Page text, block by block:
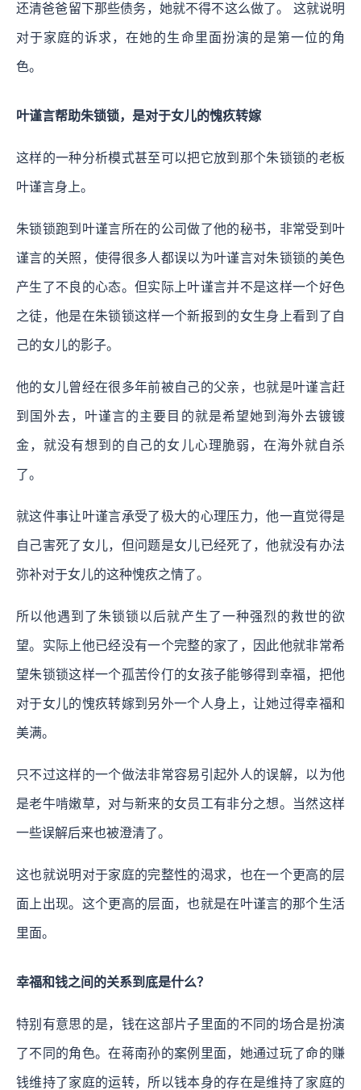
还清爸爸留下那些债务，她就不得不这么做了。 这就说明
对于家庭的诉求，在她的生命里面扮演的是第一位的角
色。
叶谨言帮助朱锁锁，是对于女儿的愧疚转嫁
这样的一种分析模式甚至可以把它放到那个朱锁锁的老板
叶谨言身上。
朱锁锁跑到叶谨言所在的公司做了他的秘书，非常受到叶
谨言的关照，使得很多人都误以为叶谨言对朱锁锁的美色
产生了不良的心态。但实际上叶谨言并不是这样一个好色
之徒，他是在朱锁锁这样一个新报到的女生身上看到了自
己的女儿的影子。
他的女儿曾经在很多年前被自己的父亲，也就是叶谨言赶
到国外去，叶谨言的主要目的就是希望她到海外去镀镀
金，就没有想到的自己的女儿心理脆弱，在海外就自杀
了。
就这件事让叶谨言承受了极大的心理压力，他一直觉得是
自己害死了女儿，但问题是女儿已经死了，他就没有办法
弥补对于女儿的这种愧疚之情了。
所以他遇到了朱锁锁以后就产生了一种强烈的救世的欲
望。实际上他已经没有一个完整的家了，因此他就非常希
望朱锁锁这样一个孤苦伶仃的女孩子能够得到幸福，把他
对于女儿的愧疚转嫁到另外一个人身上，让她过得幸福和
美满。
只不过这样的一个做法非常容易引起外人的误解，以为他
是老牛啃嫩草，对与新来的女员工有非分之想。当然这样
一些误解后来也被澄清了。
这也就说明对于家庭的完整性的渴求，也在一个更高的层
面上出现。这个更高的层面，也就是在叶谨言的那个生活
里面。
幸福和钱之间的关系到底是什么？
特别有意思的是，钱在这部片子里面的不同的场合是扮演
了不同的角色。在蒋南孙的案例里面，她通过玩了命的赚
钱维持了家庭的运转，所以钱本身的存在是维持了家庭的